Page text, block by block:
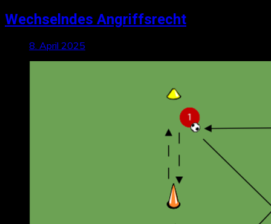
Wechselndes Angriffsrecht
8. April 2025